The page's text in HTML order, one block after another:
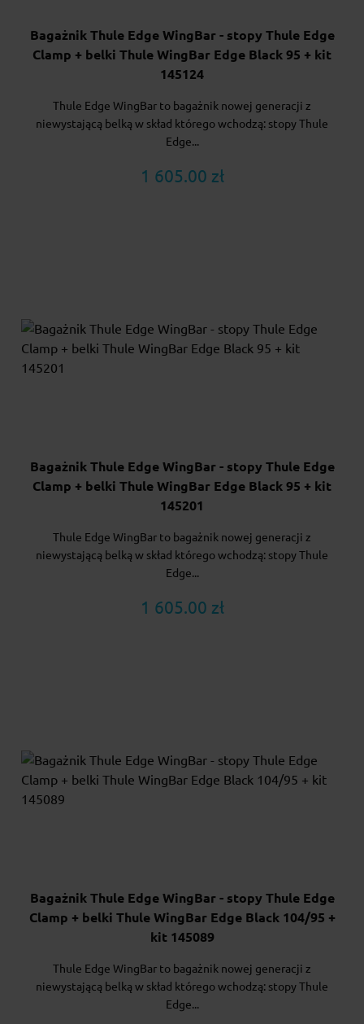
Bagażnik Thule Edge WingBar - stopy Thule Edge
Clamp + belki Thule WingBar Edge Black 95 + kit
145124
Thule Edge WingBar to bagażnik nowej generacji z
niewystającą belką w skład którego wchodzą: stopy Thule
Edge...
1 605.00 zł
Bagażnik Thule Edge WingBar - stopy Thule Edge
Clamp + belki Thule WingBar Edge Black 95 + kit
145201
Thule Edge WingBar to bagażnik nowej generacji z
niewystającą belką w skład którego wchodzą: stopy Thule
Edge...
1 605.00 zł
Bagażnik Thule Edge WingBar - stopy Thule Edge
Clamp + belki Thule WingBar Edge Black 104/95 +
kit 145089
Thule Edge WingBar to bagażnik nowej generacji z
niewystającą belką w skład którego wchodzą: stopy Thule
Edge...